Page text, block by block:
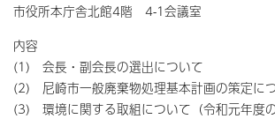
市役所本庁舎北館4階 4-1会議室
内容
(1) 会長・副会長の選出について
(2) 尼崎市一般廃棄物処理基本計画の策定につ
(3) 環境に関する取組について（令和元年度の